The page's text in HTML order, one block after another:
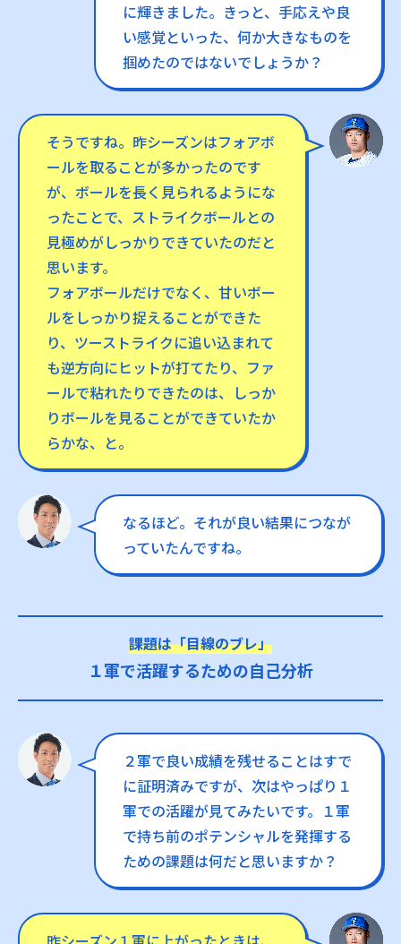
に輝きました。きっと、手応えや良
い感覚といった、何か大きなものを
掴めたのではないでしょうか？
そうですね。昨シーズンはフォアボ
ールを取ることが多かったのです
が、ボールを長く見られるようにな
ったことで、ストライクボールとの
見極めがしっかりできていたのだと
思います。
フォアボールだけでなく、甘いボー
ルをしっかり捉えることができた
り、ツーストライクに追い込まれて
も逆方向にヒットが打てたり、ファ
ールで粘れたりできたのは、しっか
りボールを見ることができていたか
らかな、と。
なるほど。それが良い結果につなが
っていたんですね。
課題は「目線のブレ」
１軍で活躍するための自己分析
２軍で良い成績を残せることはすで
に証明済みですが、次はやっぱり１
軍での活躍が見てみたいです。１軍
で持ち前のポテンシャルを発揮する
ための課題は何だと思いますか？